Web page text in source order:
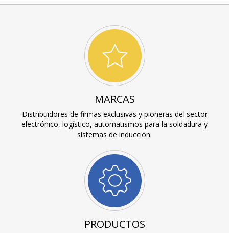
MARCAS
Distribuidores de firmas exclusivas y pioneras del sector
electrónico, logístico, automatismos para la soldadura y
sistemas de inducción.
PRODUCTOS